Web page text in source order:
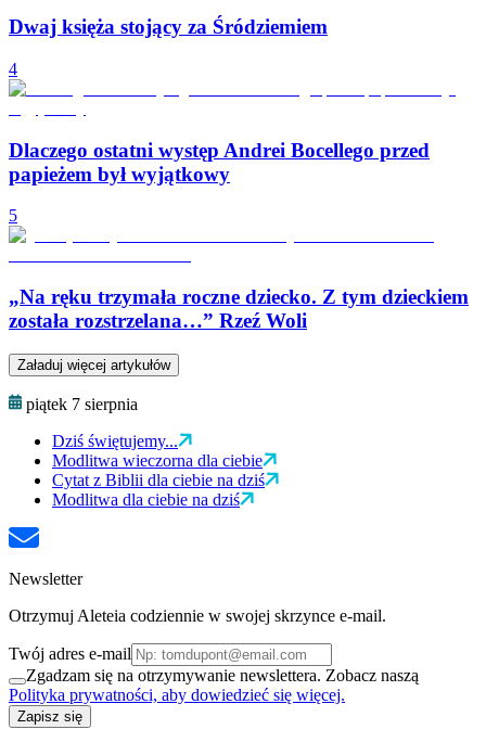
Dwaj księża stojący za Śródziemiem
4
Dlaczego ostatni występ Andrei Bocellego przed
papieżem był wyjątkowy
5
„Na ręku trzymała roczne dziecko. Z tym dzieckiem
została rozstrzelana…” Rzeź Woli
Załaduj więcej artykułów
piątek 7 sierpnia
Dziś świętujemy...
Modlitwa wieczorna dla ciebie
Cytat z Biblii dla ciebie na dziś
Modlitwa dla ciebie na dziś
Newsletter
Otrzymuj Aleteia codziennie w swojej skrzynce e-mail.
Twój adres e-mail
Zgadzam się na otrzymywanie newslettera. Zobacz naszą
Polityka prywatności, aby dowiedzieć się więcej.
Zapisz się